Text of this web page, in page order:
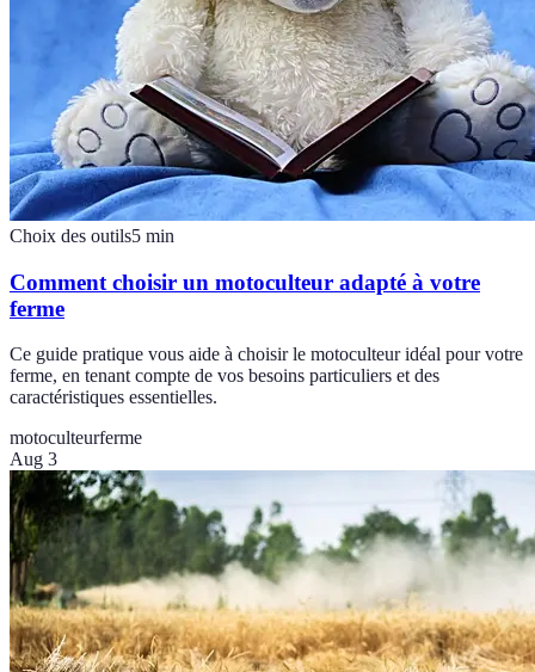
Choix des outils5 min
Comment choisir un motoculteur adapté à votre
ferme
Ce guide pratique vous aide à choisir le motoculteur idéal pour votre
ferme, en tenant compte de vos besoins particuliers et des
caractéristiques essentielles.
motoculteurferme
Aug 3